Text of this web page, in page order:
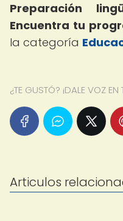
Preparación
Encuentra tu
la categoría
¿TE GUSTÓ? ¡DALE VOZ EN
Articulos